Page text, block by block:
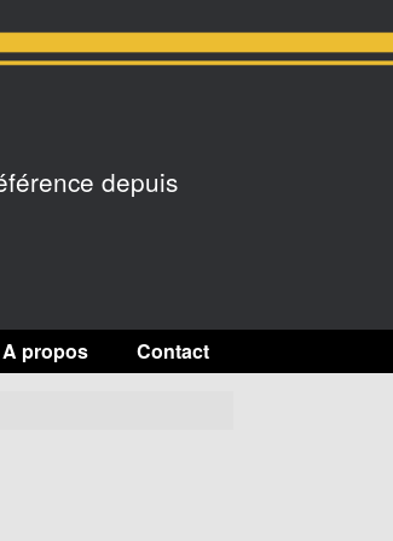
depuis
A propos Contact